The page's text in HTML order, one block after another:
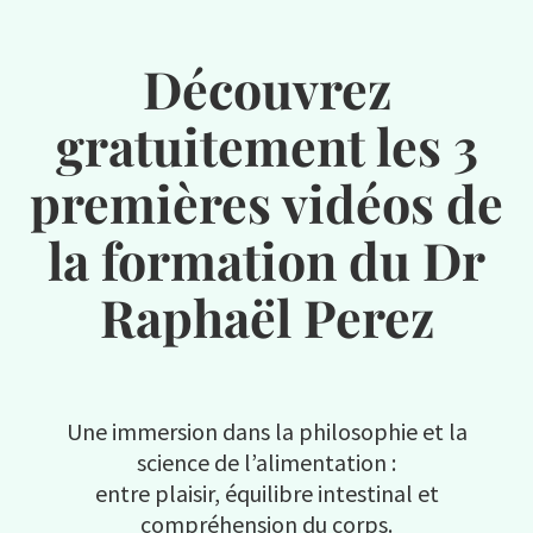
Découvrez
gratuitement les 3
premières vidéos de
la formation du Dr
Raphaël Perez
Une immersion dans la philosophie et la
science de l’alimentation :
entre plaisir, équilibre intestinal et
compréhension du corps.